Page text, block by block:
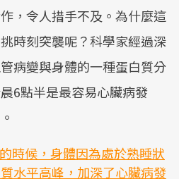
，令人措手不及。為什麼這
時刻突襲呢？科學家經過深
病變與身體的一種蛋白質分
6點半是最容易心臟病發